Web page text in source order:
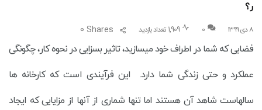
ر؟
۸ دی ۱۳۹۹ 0 1,909 تعداد بازدید Shares
0
فضایی که شما در اطراف خود میسازید،‌ تاثیر بسزایی در نحوه کار، چگونگی
عملکرد و حتی زندگی شما دارد. این فرآیندی است که کارخانه ها
سالهاست شاهد آن هستند اما تنها شماری از آنها از مزایایی که ایجاد